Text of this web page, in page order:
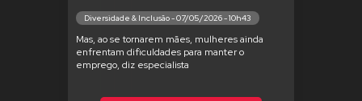
Diversidade & Inclusão - 07/05/2026 - 10h43
Mas, ao se tornarem mães, mulheres ainda
enfrentam dificuldades para manter o
emprego, diz especialista